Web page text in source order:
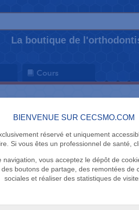
La boutique de
Cours
BIENVENUE SUR CECSMO.COM
réservé et uniquement
Si vous êtes un professionnel de santé,
navigation, vous acceptez le dépôt de
boutons de partage, des remontées de
sociales et réaliser des statistiques de